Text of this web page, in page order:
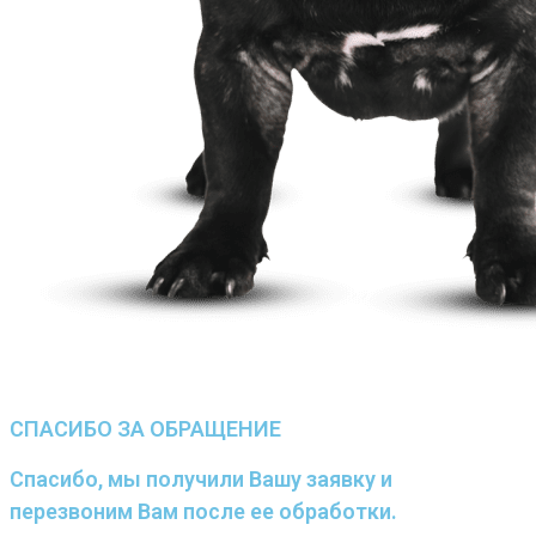
СПАСИБО ЗА ОБРАЩЕНИЕ
Спасибо, мы получили Вашу заявку и
перезвоним Вам после ее обработки.